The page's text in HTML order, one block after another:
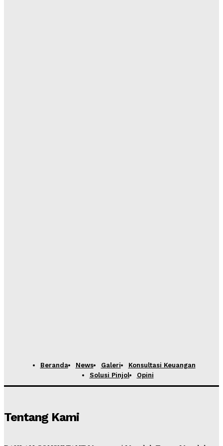
Beranda News Galeri
Konsultasi Keuangan
Solusi Pinjol
Opini
Tentang Kami